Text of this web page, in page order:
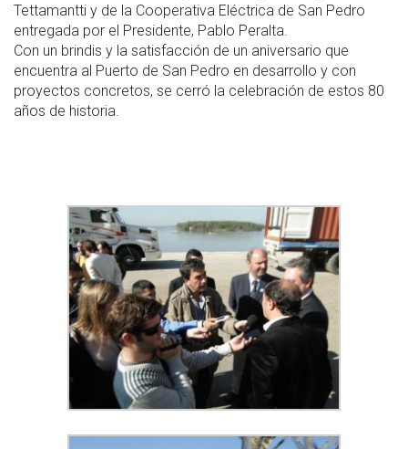
Tettamantti y de la Cooperativa Eléctrica de San Pedro
entregada por el Presidente, Pablo Peralta.
Con un brindis y la satisfacción de un aniversario que
encuentra al Puerto de San Pedro en desarrollo y con
proyectos concretos, se cerró la celebración de estos 80
años de historia.